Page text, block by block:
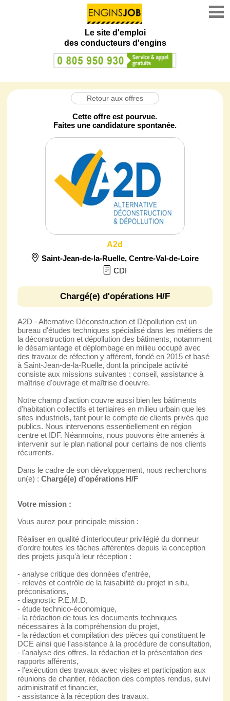
Le site d'emploi
des conducteurs d'engins
Retour aux offres
Cette offre est pourvue.
Faites une candidature spontanée.
A2d
Saint-Jean-de-la-Ruelle,Centre-Val-de-Loire
CDI
Chargé(e) d'opérations H/F
A2D - Alternative Déconstruction et Dépollution est un
bureau d'études techniques spécialisé dans les métiers de
la déconstruction et dépollution des bâtiments, notamment
le désamiantage et déplombage en milieu occupé avec
des travaux de réfection y afférent, fondé en 2015 et basé
à Saint-Jean-de-la-Ruelle, dont la principale activité
consiste aux missions suivantes : conseil, assistance à
maîtrise d'ouvrage et maîtrise d'oeuvre.
Notre champ d'action couvre aussi bien les bâtiments
d'habitation collectifs et tertiaires en milieu urbain que les
sites industriels, tant pour le compte de clients privés que
publics. Nous intervenons essentiellement en région
centre et IDF. Néanmoins, nous pouvons être amenés à
intervenir sur le plan national pour certains de nos clients
récurrents.
Dans le cadre de son développement, nous recherchons
un(e) : Chargé(e) d'opérations H/F
Votre mission :
Vous aurez pour principale mission :
Réaliser en qualité d'interlocuteur privilégié du donneur
d'ordre toutes les tâches afférentes depuis la conception
des projets jusqu'à leur réception :
- analyse critique des données d'entrée,
- relevés et contrôle de la faisabilité du projet in situ,
préconisations,
- diagnostic P.E.M.D,
- étude technico-économique,
- la rédaction de tous les documents techniques
nécessaires à la compréhension du projet,
- la rédaction et compilation des pièces qui constituent le
DCE ainsi que l'assistance à la procédure de consultation,
- l'analyse des offres, la rédaction et la présentation des
rapports afférents,
- l'exécution des travaux avec visites et participation aux
réunions de chantier, rédaction des comptes rendus, suivi
administratif et financier,
- assistance à la réception des travaux.